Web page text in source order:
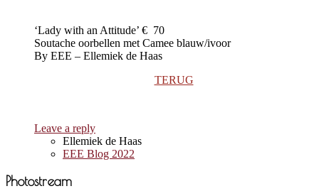
‘Lady with an Attitude’ € 70
Soutache oorbellen met Camee blauw/ivoor
By EEE – Ellemiek de Haas
TERUG
Leave a reply
Ellemiek de Haas
EEE Blog 2022
Photostream